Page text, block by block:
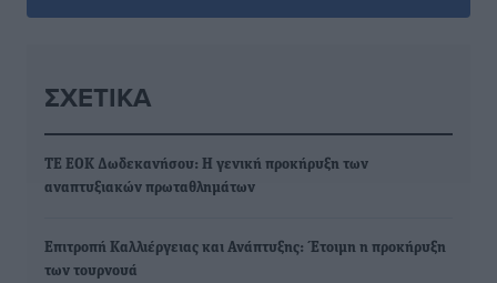
ΣΧΕΤΙΚΆ
ΤΕ ΕΟΚ Δωδεκανήσου: Η γενική προκήρυξη των
αναπτυξιακών πρωταθλημάτων
Επιτροπή Καλλιέργειας και Ανάπτυξης: Έτοιμη η προκήρυξη
των τουρνουά